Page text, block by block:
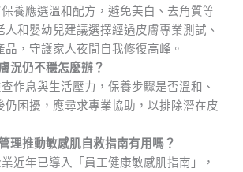
養應選溫和配方，避免美白、去角質等
人和嬰幼兒建議選擇經過皮膚專業測試、
品，守護家人夜間自我修復高峰。
況仍不穩怎麼辦？
作息與生活壓力，保養步驟是否溫和、
仍困擾，應尋求專業協助，以排除潛在皮
理推動敏感肌自救指南有用嗎？
近年已導入「員工健康敏感肌指南」，